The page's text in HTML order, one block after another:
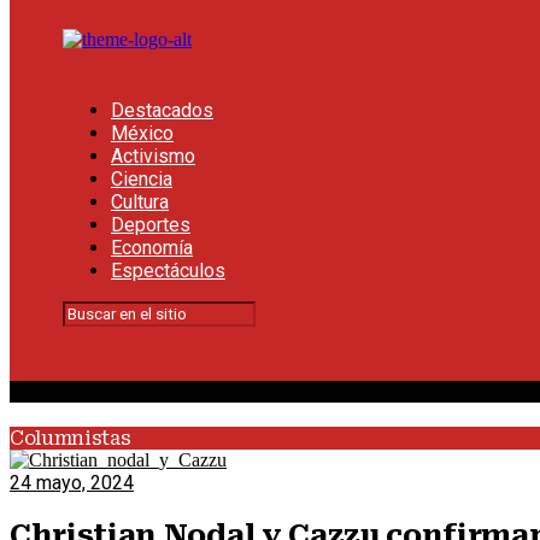
Destacados
México
Activismo
Ciencia
Cultura
Deportes
Economía
Espectáculos
Columnistas
24 mayo, 2024